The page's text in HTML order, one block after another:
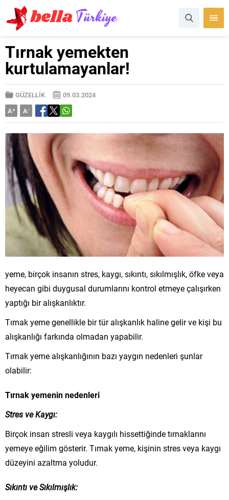
Tırnak yemekten
kurtulamayanlar!
GÜZELLİK
09.03.2024
A+ A-
yeme, birçok insanın stres, kaygı, sıkıntı, sıkılmışlık, öfke veya
heyecan gibi duygusal durumlarını kontrol etmeye çalışırken
yaptığı bir alışkanlıktır.
Tırnak yeme genellikle bir tür alışkanlık haline gelir ve kişi bu
alışkanlığı farkında olmadan yapabilir.
Tırnak yeme alışkanlığının bazı yaygın nedenleri şunlar
olabilir:
Tırnak yemenin nedenleri
Stres ve Kaygı:
Birçok insan stresli veya kaygılı hissettiğinde tırnaklarını
yemeye eğilim gösterir. Tırnak yeme, kişinin stres veya kaygı
düzeyini azaltma yoludur.
Sıkıntı ve Sıkılmışlık: